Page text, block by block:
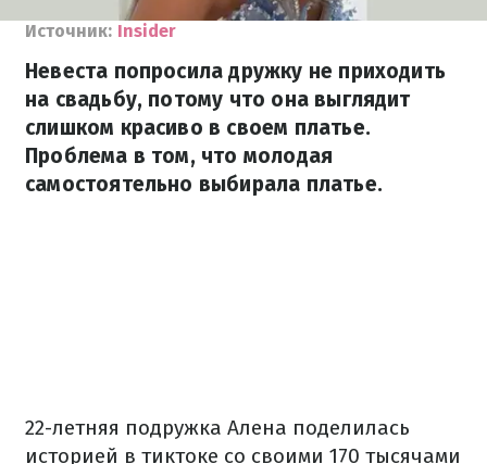
Источник: Insider
Невеста попросила дружку не приходить
на свадьбу, потому что она выглядит
слишком красиво в своем платье.
Проблема в том, что молодая
самостоятельно выбирала платье.
22-летняя подружка Алена поделилась
историей в тиктоке со своими 170 тысячами